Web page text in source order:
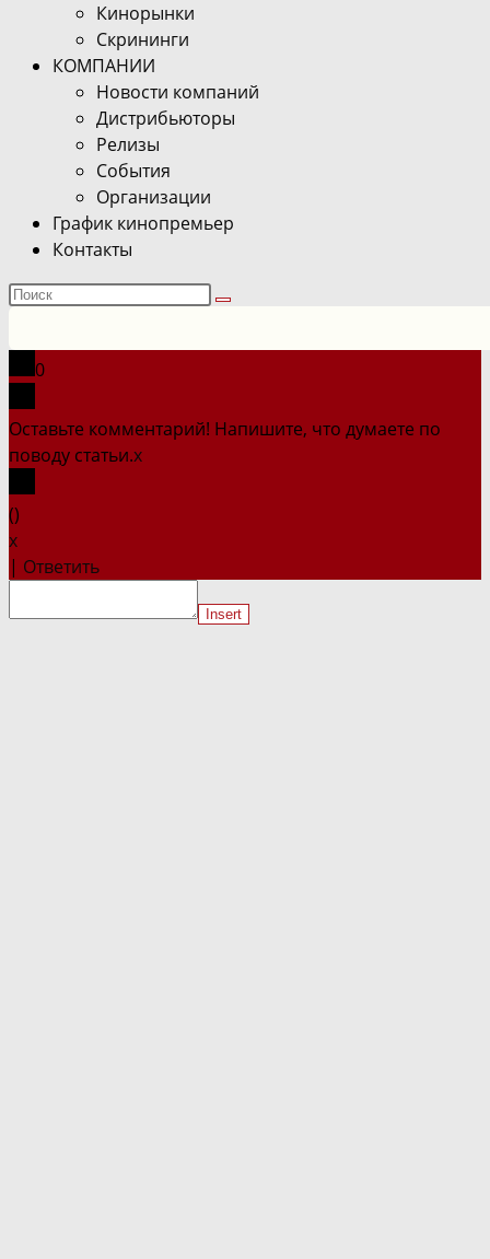
Кинорынки
Скрининги
КОМПАНИИ
Новости компаний
Дистрибьюторы
Релизы
События
Организации
График кинопремьер
Контакты
Поиск
сайте
0
Оставьте комментарий! Напишите, что думаете по
поводу статьи.x
()
x
| Ответить
Insert